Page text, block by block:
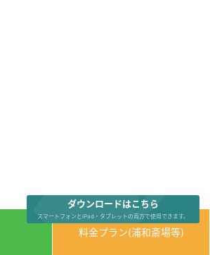
料金プラン(浦和斎場等)
ダウンロードはこちら
スマートフォンとiPad・タブレットの両方で使用できます。